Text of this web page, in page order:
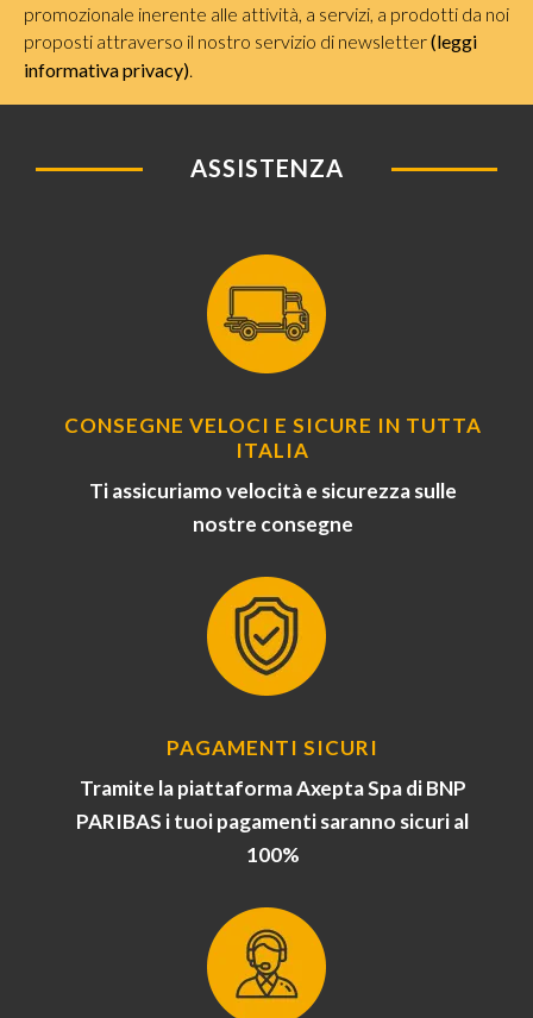
promozionale inerente alle attività, a servizi, a prodotti da noi
proposti attraverso il nostro servizio di newsletter(leggi
informativa privacy)
ASSISTENZA
CONSEGNE VELOCI E SICURE IN TUTTA
ITALIA
Ti assicuriamo velocità e sicurezza sulle
nostre consegne
PAGAMENTI SICURI
Tramite la piattaforma Axepta Spa di BNP
PARIBAS i tuoi pagamenti saranno sicuri al
100%